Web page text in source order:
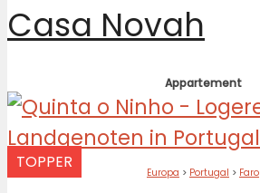
Casa Novah
Appartement
TOPPER
Europa > Portugal > Faro